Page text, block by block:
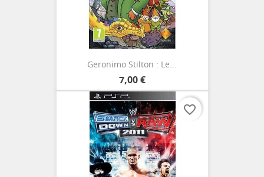
Geronimo Stilton : Le...
7,00 €
favorite_border